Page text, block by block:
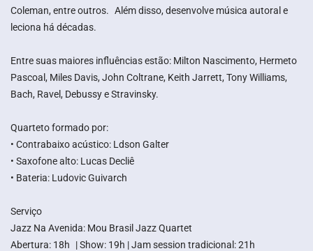
Coleman, entre outros. Além disso, desenvolve música autoral e
leciona há décadas.
Entre suas maiores influências estão: Milton Nascimento, Hermeto
Pascoal, Miles Davis, John Coltrane, Keith Jarrett, Tony Williams,
Bach, Ravel, Debussy e Stravinsky.
Quarteto formado por:
• Contrabaixo acústico: Ldson Galter
• Saxofone alto: Lucas Decliê
• Bateria: Ludovic Guivarch
Serviço
Jazz Na Avenida: Mou Brasil Jazz Quartet
Abertura: 18h | Show: 19h | Jam session tradicional: 21h